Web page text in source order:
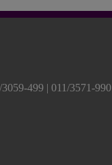
3059-499 | 011/3571-990